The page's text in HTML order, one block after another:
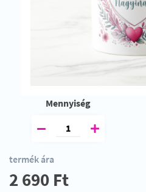
Mennyiség
termék ára
2 690 Ft